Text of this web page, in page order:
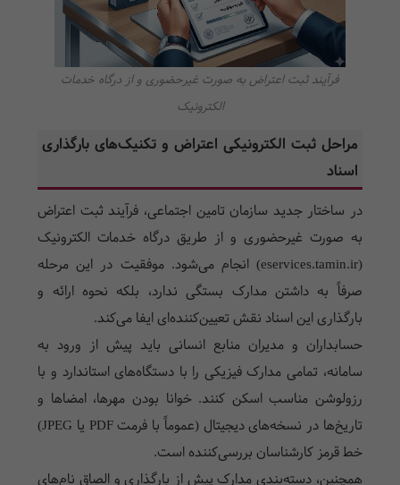
فرآیند ثبت اعتراض به صورت غیرحضوری و از درگاه خدمات
الکترونیک
مراحل ثبت الکترونیکی اعتراض و تکنیک‌های بارگذاری
اسناد
در ساختار جدید سازمان تامین اجتماعی، فرآیند ثبت اعتراض
به صورت غیرحضوری و از طریق درگاه خدمات الکترونیک
(eservices.tamin.ir) انجام می‌شود. موفقیت در این مرحله
صرفاً به داشتن مدارک بستگی ندارد، بلکه نحوه ارائه و
بارگذاری این اسناد نقش تعیین‌کننده‌ای ایفا می‌کند.
حسابداران و مدیران منابع انسانی باید پیش از ورود به
سامانه، تمامی مدارک فیزیکی را با دستگاه‌های استاندارد و با
رزولوشن مناسب اسکن کنند. خوانا بودن مهرها، امضاها و
تاریخ‌ها در نسخه‌های دیجیتال (عموماً با فرمت PDF یا JPEG)
خط قرمز کارشناسان بررسی‌کننده است.
همچنین، دسته‌بندی مدارک پیش از بارگذاری و الصاق نام‌های